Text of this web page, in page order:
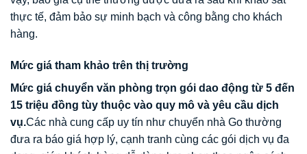
thực tế, đảm bảo sự minh bạch và công bằng cho khách
hàng.
Mức giá tham khảo trên thị trường
Mức giá chuyển văn phòng trọn gói dao động từ 5 đến
15 triệu đồng tùy thuộc vào quy mô và yêu cầu dịch
vụ.Các nhà cung cấp uy tín như chuyển nhà Go thường
đưa ra báo giá hợp lý, cạnh tranh cùng các gói dịch vụ đa